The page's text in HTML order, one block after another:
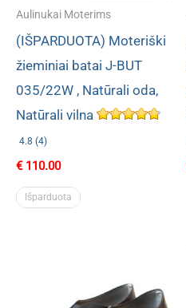
Aulinukai Moterims
(IŠPARDUOTA) Moteriški
žieminiai batai J-BUT
035/22W , Natūrali oda,
Natūrali vilna
4.8 (4)
€110.00
Išparduota